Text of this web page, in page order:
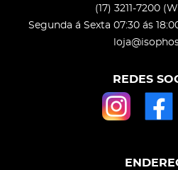
(17) 3211-7200
Segunda á Sexta 07:30 ás
REDES